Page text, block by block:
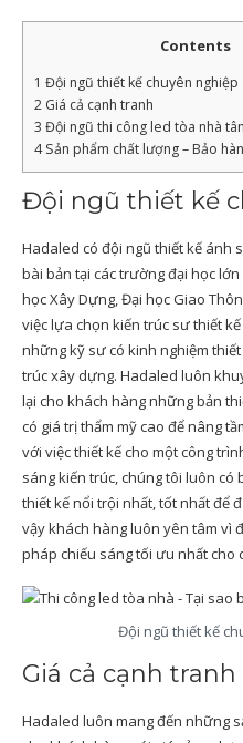
Contents
1 Đội ngũ thiết kế chuyên nghiệp
2 Giá cả cạnh tranh
3 Đội ngũ thi công led tòa nhà
4Sản phẩm chất lượng – Bảo
Đội ngũ thiết kế
Hadaled có đội ngũ thiết kế ánh
bài bản tại các trường đại học
học Xây Dựng, Đại học Giao
việc lựa chọn kiến trúc sư thiết
những kỹ sư có kinh nghiệm
trúc xây dựng. Hadaled luôn
lại cho khách hàng những bản
có giá trị thẩm mỹ cao để nâng
với việc thiết kế cho một công
sáng kiến trúc, chúng tôi luôn
thiết kế nổi trội nhất, tốt nhất để
vậy khách hàng luôn yên tâm vì
pháp chiếu sáng tối ưu nhất cho
Đội ngũ thiết kế
Giá cả cạnh tranh
Hadaled luôn mang đến những